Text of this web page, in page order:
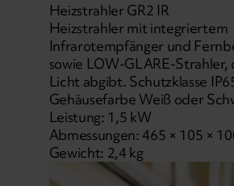
Heizstrahler GR2 IR
Heizstrahler mit integriertem
Infrarotempfänger und
sowie LOW-GLARE-Strahler,
Licht abgibt. Schutzklasse
Gehäusefarbe Weiß oder
Leistung: 1,5 kW
Abmessungen: 465 × 105 ×
Gewicht: 2,4 kg